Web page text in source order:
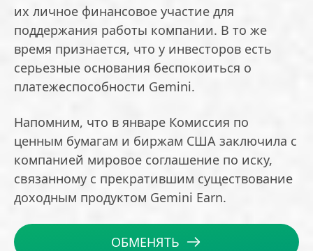
их личное финансовое участие для
поддержания работы компании. В то же
время признается, что у инвесторов есть
серьезные основания беспокоиться о
платежеспособности Gemini.
Напомним, что в январе Комиссия по
ценным бумагам и биржам США заключила с
компанией мировое соглашение по иску,
связанному с прекратившим существование
доходным продуктом Gemini Earn.
ОБМЕНЯТЬ